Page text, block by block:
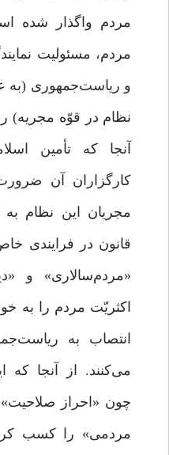
مردم واگذار شده
مردم، مسئولیت
و ریاست‌جمهوری (به
نظام در قوّه مجریه)
آنجا که تأمین
کارگزاران آن
مجریان این نظام
قانون در فرایندی
«مردم‌سالاری» و
اکثریّت مردم را به
انتصاب به
می‌کنند. از آنجا که
چون «احراز
مردمی» را کسب